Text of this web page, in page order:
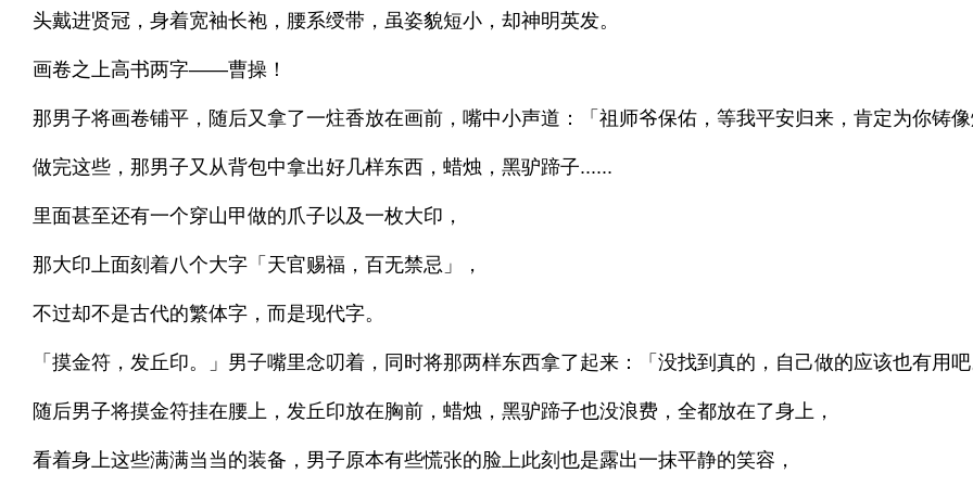
头戴进贤冠，身着宽袖长袍，腰系绶带，虽姿貌短小，却神明英发。
画卷之上高书两字——曹操！
那男子将画卷铺平，随后又拿了一炷香放在画前，嘴中小声道：「祖师爷保佑，等我平安归来，肯定为你铸像
做完这些，那男子又从背包中拿出好几样东西，蜡烛，黑驴蹄子......
里面甚至还有一个穿山甲做的爪子以及一枚大印，
那大印上面刻着八个大字「天官赐福，百无禁忌」，
不过却不是古代的繁体字，而是现代字。
「摸金符，发丘印。」男子嘴里念叨着，同时将那两样东西拿了起来：「没找到真的，自己做的应该也有用吧
随后男子将摸金符挂在腰上，发丘印放在胸前，蜡烛，黑驴蹄子也没浪费，全都放在了身上，
看着身上这些满满当当的装备，男子原本有些慌张的脸上此刻也是露出一抹平静的笑容，